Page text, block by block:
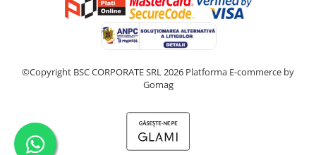
©Copyright BSC CORPORATE SRL 2026 Platforma E-commerce by
Gomag